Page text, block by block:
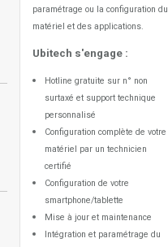
paramétrage ou la configuration du
matériel et des applications.
Ubitech s'engage :
Hotline gratuite sur n° non
surtaxé et support technique
personnalisé
Configuration complète de votre
matériel par un technicien
certifié
Configuration de votre
smartphone/tablette
Mise à jour et maintenance
Intégration et paramétrage du